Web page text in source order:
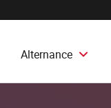
Alternance